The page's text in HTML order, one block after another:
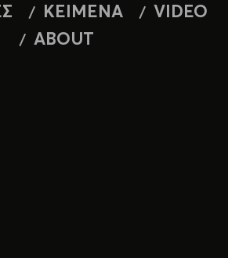
ΚΕΙΜΕΝΑ
VIDEO
ABOUT